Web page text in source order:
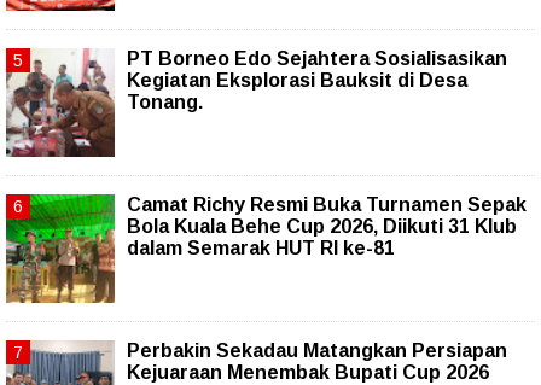
PT Borneo Edo Sejahtera Sosialisasikan
Kegiatan Eksplorasi Bauksit di Desa
Tonang.
Camat Richy Resmi Buka Turnamen Sepak
Bola Kuala Behe Cup 2026, Diikuti 31 Klub
dalam Semarak HUT RI ke-81
Perbakin Sekadau Matangkan Persiapan
Kejuaraan Menembak Bupati Cup 2026